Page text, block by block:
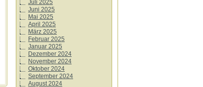
Juli 2025
Juni 2025
Mai 2025
April 2025
März 2025
Februar 2025
Januar 2025
Dezember 2024
November 2024
Oktober 2024
September 2024
August 2024